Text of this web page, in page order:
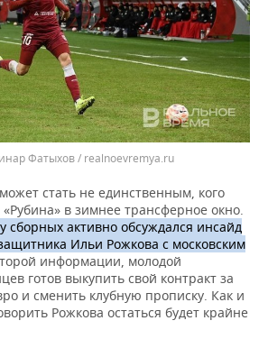
Фатыхов / realnoevremya.ru
стать не единственным, кого
«Рубина» в зимнее трансферное окно.
сборных активно обсуждался инсайд
Ильи Рожкова с московским
информации, молодой
готов выкупить свой контракт за
и сменить клубную прописку. Как и
Рожкова остаться будет крайне